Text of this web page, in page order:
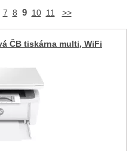
7 8 9 10 11 >>
ČB tiskárna multi, WiFi